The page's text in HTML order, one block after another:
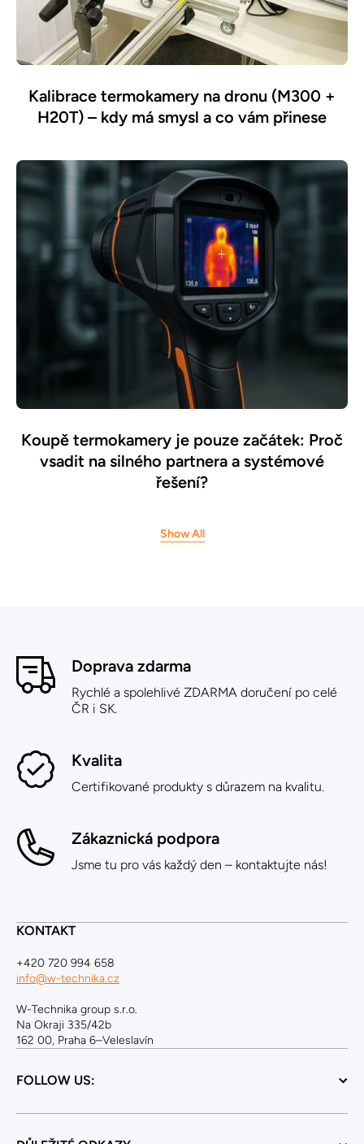
Kalibrace termokamery na dronu (M300 +
H20T) – kdy má smysl a co vám přinese
Koupě termokamery je pouze začátek: Proč
vsadit na silného partnera a systémové
řešení?
Show All
Doprava zdarma
Rychlé a spolehlivé ZDARMA doručení po celé
ČR i SK.
Kvalita
Certifikované produkty s důrazem na kvalitu.
Zákaznická podpora
Jsme tu pro vás každý den – kontaktujte nás!
KONTAKT
+420 720 994 658
info@w-technika.cz
W-Technika group s.r.o.
Na Okraji 335/42b
162 00, Praha 6–Veleslavín
FOLLOW US: